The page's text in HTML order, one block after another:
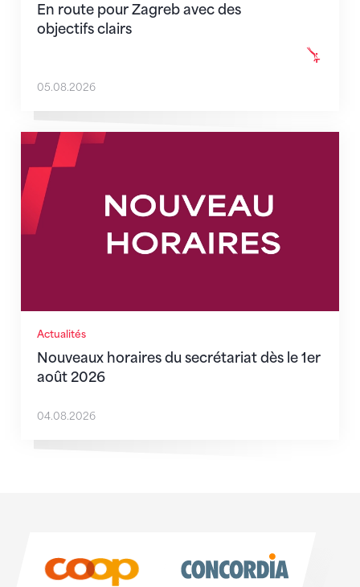
En route pour Zagreb avec des
objectifs clairs
05.08.2026
Actualités
Nouveaux horaires du secrétariat dès le 1er
août 2026
Nouveaux horaires du secrétariat dès le 1er août
04.08.2026